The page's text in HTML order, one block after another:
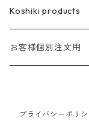
櫻井家の鳴子こけし
櫻井家の創作こけし
Hagoromo
華雅
座雛
華珠
親王飾り
貴心松華
親王飾り〔道具付き〕
段飾り
Koshiki products
本
お客様個別注文用
プライバシーポリシ